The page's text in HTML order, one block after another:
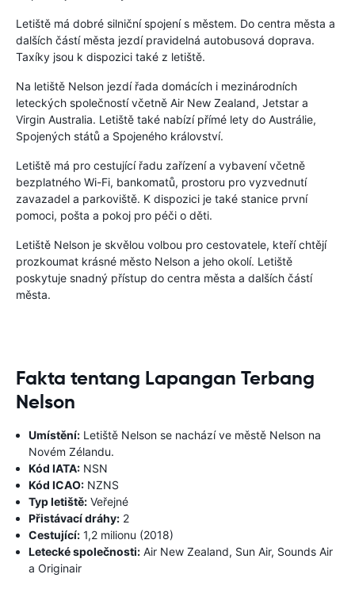
Letiště má dobré silniční spojení s městem. Do centra města a
dalších částí města jezdí pravidelná autobusová doprava.
Taxíky jsou k dispozici také z letiště.
Na letiště Nelson jezdí řada domácích i mezinárodních
leteckých společností včetně Air New Zealand, Jetstar a
Virgin Australia. Letiště také nabízí přímé lety do Austrálie,
Spojených států a Spojeného království.
Letiště má pro cestující řadu zařízení a vybavení včetně
bezplatného Wi-Fi, bankomatů, prostoru pro vyzvednutí
zavazadel a parkoviště. K dispozici je také stanice první
pomoci, pošta a pokoj pro péči o děti.
Letiště Nelson je skvělou volbou pro cestovatele, kteří chtějí
prozkoumat krásné město Nelson a jeho okolí. Letiště
poskytuje snadný přístup do centra města a dalších částí
města.
Fakta tentang Lapangan Terbang
Nelson
Umístění: Letiště Nelson se nachází ve městě Nelson na
Novém Zélandu.
Kód IATA: NSN
Kód ICAO: NZNS
Typ letiště: Veřejné
Přistávací dráhy: 2
Cestující: 1,2 milionu (2018)
Letecké společnosti: Air New Zealand, Sun Air, Sounds Air
a Originair